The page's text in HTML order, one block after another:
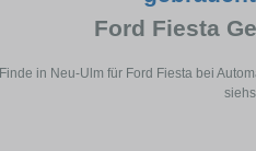
Ford Fiesta
Finde in Neu-Ulm für Ford Fiesta bei